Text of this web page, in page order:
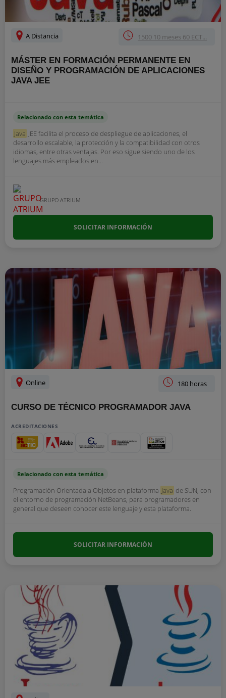
A Distancia 1500 10 meses 60 ECT...
MÁSTER EN FORMACIÓN PERMANENTE EN
DISEÑO Y PROGRAMACIÓN DE APLICACIONES
JAVA JEE
Relacionado con esta temática
Java JEE facilita el proceso de despliegue de aplicaciones, el
desarrollo escalable, la protección y la compatibilidad con otros
idiomas, entre otras ventajas. Por eso sigue siendo uno de los
lenguajes más empleados en...
GRUPO ATRIUM
SOLICITAR INFORMACIÓN
Online 180 horas
CURSO DE TÉCNICO PROGRAMADOR JAVA
ACREDITACIONES
Relacionado con esta temática
Programación Orientada a Objetos en plataforma Java de SUN, con
el entorno de programación NetBeans, para programadores en
general que deseen conocer este lenguaje y esta plataforma.
SOLICITAR INFORMACIÓN